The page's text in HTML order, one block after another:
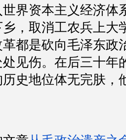
界资本主义经济体
，取消工农兵上大
都是砍向毛泽东政
见伤。在后三十年
史地位体无完肤，